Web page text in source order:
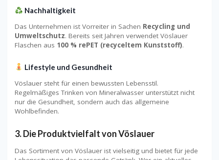
Nachhaltigkeit
Das Unternehmen ist Vorreiter in Sachen Recycling und
Umweltschutz. Bereits seit Jahren verwendet Vöslauer
Flaschen aus 100 % rePET (recyceltem Kunststoff).
Lifestyle und Gesundheit
Vöslauer steht für einen bewussten Lebensstil.
Regelmäßiges Trinken von Mineralwasser unterstützt nicht
nur die Gesundheit, sondern auch das allgemeine
Wohlbefinden.
3. Die Produktvielfalt von Vöslauer
Das Sortiment von Vöslauer ist vielseitig und bietet für jede